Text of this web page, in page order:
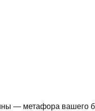
— метафора вашего